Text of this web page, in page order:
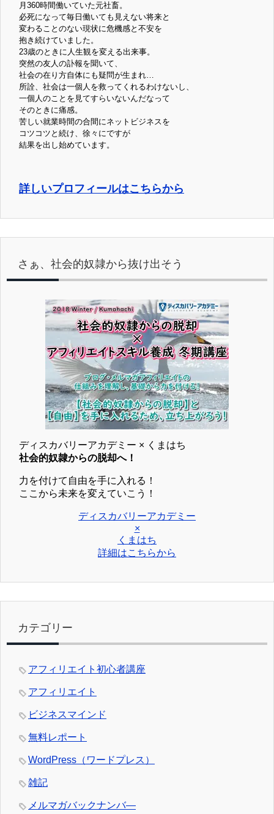
月360時間働いていた元社畜。
必死になって毎日働いても見えない将来と
変わることのない現状に危機感と不安を
抱き続けていました。
23歳のときに人生観を変える出来事。
突然の友人の訃報を聞いて、
社会の在り方自体にも疑問が生まれ…
所詮、社会は一個人を救ってくれるわけないし、
一個人のことを見てすらいないんだなって
そのときに痛感。
苦しい就業時間の合間にネットビジネスを
コツコツと続け、徐々にですが
結果を出し始めています。
詳しいプロフィールはこちらから
さぁ、社会的奴隷から抜け出そう
ディスカバリーアカデミー × くまはち
社会的奴隷からの脱却へ！
力を付けて自由を手に入れる！
ここから未来を変えていこう！
ディスカバリーアカデミー
×
くまはち
詳細はこちらから
カテゴリー
アフィリエイト初心者講座
アフィリエイト
ビジネスマインド
無料レポート
WordPress（ワードプレス）
雑記
メルマガバックナンバ―